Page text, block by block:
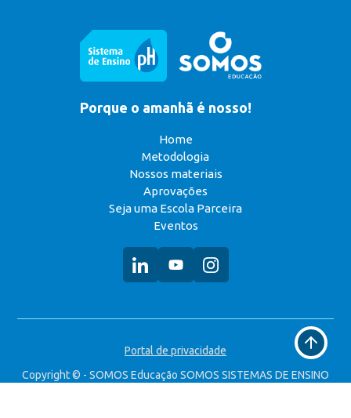
Voltar
ao
topo
Porque o amanhã é nosso!
Home
Metodologia
Nossos materiais
Aprovações
Seja uma Escola Parceira
Eventos
Portal de privacidade
Copyright © - SOMOS Educação SOMOS SISTEMAS DE ENSINO